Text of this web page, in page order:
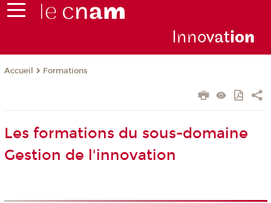
Innovation
Accueil Formations
Les formations du sous-domaine
Gestion de l'innovation